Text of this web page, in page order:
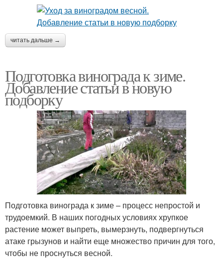
читать дальше →
Подготовка винограда к зиме.
Добавление статьи в новую
подборку
Подготовка винограда к зиме – процесс непростой и
трудоемкий. В наших погодных условиях хрупкое
растение может выпреть, вымерзнуть, подвергнуться
атаке грызунов и найти еще множество причин для того,
чтобы не проснуться весной.